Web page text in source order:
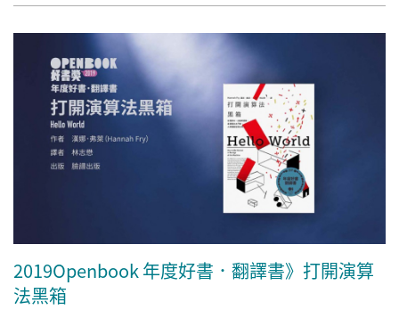
2019Openbook 年度好書．翻譯書》打開演算
法黑箱